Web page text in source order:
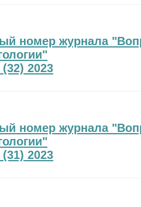
номер журнала
2023
номер журнала
2023